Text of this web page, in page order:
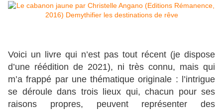
Voici un livre qui n’est pas tout récent (je dispose
d’une réédition de 2021), ni très connu, mais qui
m’a frappé par une thématique originale : l’intrigue
se déroule dans trois lieux qui, chacun pour ses
raisons propres, peuvent représenter des